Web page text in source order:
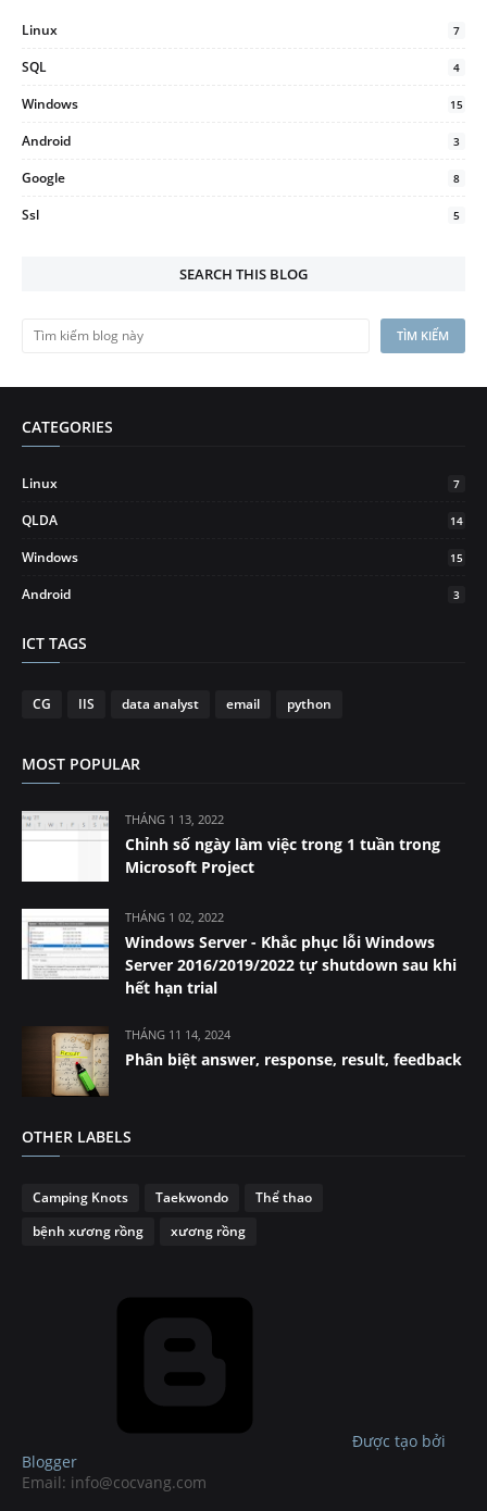
Linux 7
SQL 4
Windows 15
Android 3
Google 8
Ssl 5
SEARCH THIS BLOG
CATEGORIES
Linux 7
QLDA 14
Windows 15
Android 3
ICT TAGS
CG IIS data analyst email python
MOST POPULAR
THÁNG 1 13, 2022
Chỉnh số ngày làm việc trong 1 tuần trong
Microsoft Project
THÁNG 1 02, 2022
Windows Server - Khắc phục lỗi Windows
Server 2016/2019/2022 tự shutdown sau khi
hết hạn trial
THÁNG 11 14, 2024
Phân biệt answer, response, result, feedback
OTHER LABELS
Camping Knots Taekwondo
Thể thao
bệnh xương rồng
xương rồng
Được tạo bởi
Blogger
Email: info@cocvang.com